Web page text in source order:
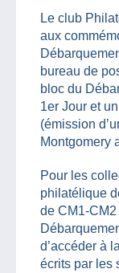
Le club
aux
bureau de
bloc du
1er Jour et
(émission
Montgomery
Pour les
philatélique
de CM1-
d’accéder à
écrits par les